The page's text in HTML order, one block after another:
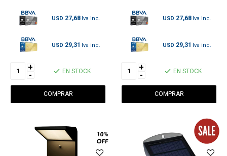
USD 27,68
USD 29,31
+
- EN STOCK
USD 27,68
USD 29,31
+
- EN STOCK